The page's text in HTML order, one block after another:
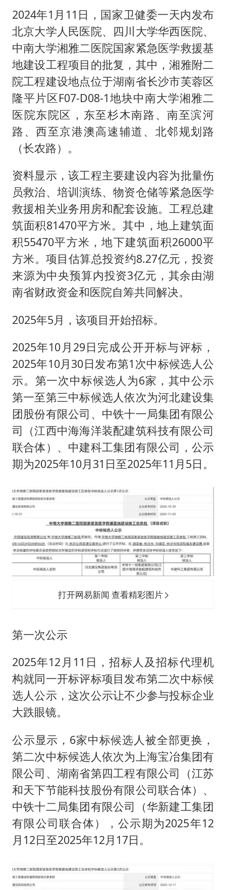
2024年1月11日，国家卫健委一天内发布
北京大学人民医院、四川大学华西医院、
中南大学湘雅二医院国家紧急医学救援基
地建设工程项目的批复，其中，湘雅附二
院工程建设地点位于湖南省长沙市芙蓉区
隆平片区F07-D08-1地块中南大学湘雅二
医院东院区，东至杉木南路、南至滨河
路、西至京港澳高速辅道、北邻规划路
（长农路）。
资料显示，该工程主要建设内容为批量伤
员救治、培训演练、物资仓储等紧急医学
救援相关业务用房和配套设施。工程总建
筑面积81470平方米。其中，地上建筑面
积55470平方米，地下建筑面积26000平
方米。项目估算总投资约8.27亿元，投资
来源为中央预算内投资3亿元，其余由湖
南省财政资金和医院自筹共同解决。
2025年5月，该项目开始招标。
2025年10月29日完成公开开标与评标，
2025年10月30日发布第1次中标候选人公
示。第一次中标候选人为6家，其中公示
第一至第三中标候选人依次为河北建设集
团股份有限公司、中铁十一局集团有限公
司（江西中海海洋装配建筑科技有限公司
联合体）、中建科工集团有限公司，公示
期为2025年10月31日至2025年11月5日。
打开网易新闻 查看精彩图片
第一次公示
2025年12月11日，招标人及招标代理机
构就同一开标评标项目发布第二次中标候
选人公示，这次公示让不少参与投标企业
大跌眼镜。
公示显示，6家中标候选人被全部更换，
第二次中标候选人依次为上海宝冶集团有
限公司、湖南省第四工程有限公司（江苏
和天下节能科技股份有限公司联合体）、
中铁十二局集团有限公司（华新建工集团
有限公司联合体），公示期为2025年12
月12日至2025年12月17日。